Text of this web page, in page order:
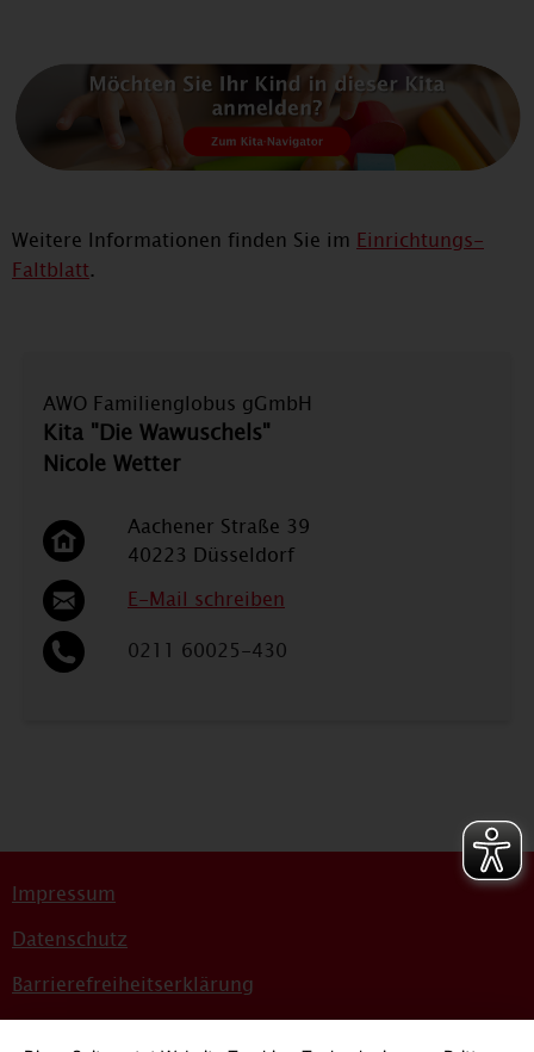
Weitere Informationen finden Sie im Einrichtungs-
Faltblatt.
AWO Familienglobus gGmbH
Kita "Die Wawuschels"
Nicole Wetter
Aachener Straße 39
40223 Düsseldorf
E-Mail schreiben
0211 60025-430
Impressum
Datenschutz
Barrierefreiheitserklärung